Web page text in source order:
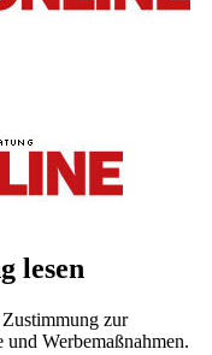
lesen
zur
Werbemaßnahmen.